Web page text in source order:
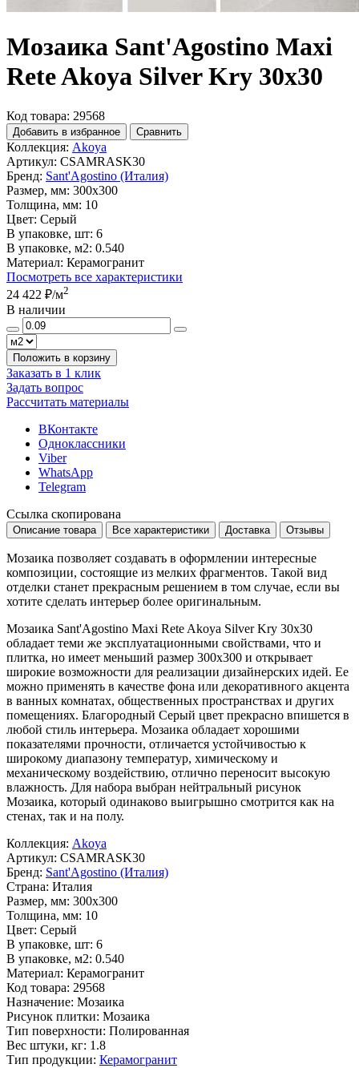
Мозаика Sant'Agostino Maxi
Rete Akoya Silver Kry 30x30
Код товара: 29568
Добавить в избранное Сравнить
Коллекция: Akoya
Артикул: CSAMRASK30
Бренд: Sant'Agostino (Италия)
Размер, мм: 300x300
Толщина, мм: 10
Цвет: Серый
В упаковке, шт: 6
В упаковке, м2: 0.540
Материал: Керамогранит
Посмотреть все характеристики
24 422 ₽/м2
В наличии
Положить в корзину
Заказать в 1 клик
Задать вопрос
Рассчитать материалы
ВКонтакте
Одноклассники
Viber
WhatsApp
Telegram
Ссылка скопирована
Описание товара Все характеристики Доставка Отзывы
Мозаика позволяет создавать в оформлении интересные
композиции, состоящие из мелких фрагментов. Такой вид
отделки станет прекрасным решением в том случае, если вы
хотите сделать интерьер более оригинальным.
Мозаика Sant'Agostino Maxi Rete Akoya Silver Kry 30x30
обладает теми же эксплуатационными свойствами, что и
плитка, но имеет меньший размер 300x300 и открывает
широкие возможности для реализации дизайнерских идей. Ее
можно применять в качестве фона или декоративного акцента
в ванных комнатах, общественных пространствах и других
помещениях. Благородный Серый цвет прекрасно впишется в
любой стиль интерьера. Мозаика обладает хорошими
показателями прочности, отличается устойчивостью к
широкому диапазону температур, химическому и
механическому воздействию, отлично переносит высокую
влажность. Для набора выбран нейтральный рисунок
Мозаика, который одинаково выигрышно смотрится как на
стенах, так и на полу.
Коллекция: Akoya
Артикул: CSAMRASK30
Бренд: Sant'Agostino (Италия)
Страна: Италия
Размер, мм: 300x300
Толщина, мм: 10
Цвет: Серый
В упаковке, шт: 6
В упаковке, м2: 0.540
Материал: Керамогранит
Код товара: 29568
Назначение: Мозаика
Рисунок плитки: Мозаика
Тип поверхности: Полированная
Вес штуки, кг: 1.8
Тип продукции: Керамогранит